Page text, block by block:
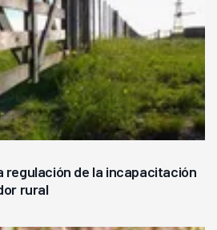
regulación de la incapacitación
rural